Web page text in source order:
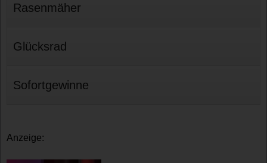
Rasenmäher
Glücksrad
Sofortgewinne
Anzeige: